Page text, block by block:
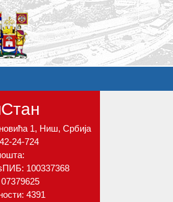
1, Ниш, Србија
24-724
ПИБ: 100337368
4391